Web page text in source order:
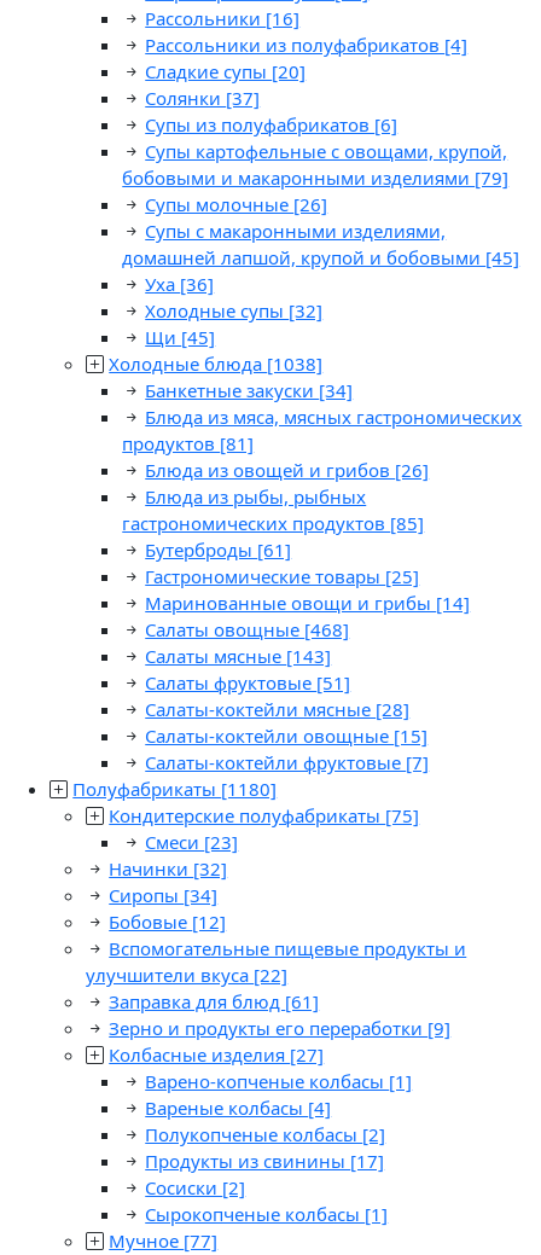
Рассольники [16]
Рассольники из полуфабрикатов [4]
Сладкие супы [20]
Солянки [37]
Супы из полуфабрикатов [6]
Супы картофельные с овощами, крупой,
бобовыми и макаронными изделиями [79]
Супы молочные [26]
Супы с макаронными изделиями,
домашней лапшой, крупой и бобовыми [45]
Уха [36]
Холодные супы [32]
Щи [45]
Холодные блюда [1038]
Банкетные закуски [34]
Блюда из мяса, мясных гастрономических
продуктов [81]
Блюда из овощей и грибов [26]
Блюда из рыбы, рыбных
гастрономических продуктов [85]
Бутерброды [61]
Гастрономические товары [25]
Маринованные овощи и грибы [14]
Салаты овощные [468]
Салаты мясные [143]
Салаты фруктовые [51]
Салаты-коктейли мясные [28]
Салаты-коктейли овощные [15]
Салаты-коктейли фруктовые [7]
Полуфабрикаты [1180]
Кондитерские полуфабрикаты [75]
Смеси [23]
Начинки [32]
Сиропы [34]
Бобовые [12]
Вспомогательные пищевые продукты и
улучшители вкуса [22]
Заправка для блюд [61]
Зерно и продукты его переработки [9]
Колбасные изделия [27]
Варено-копченые колбасы [1]
Вареные колбасы [4]
Полукопченые колбасы [2]
Продукты из свинины [17]
Сосиски [2]
Сырокопченые колбасы [1]
Мучное [77]